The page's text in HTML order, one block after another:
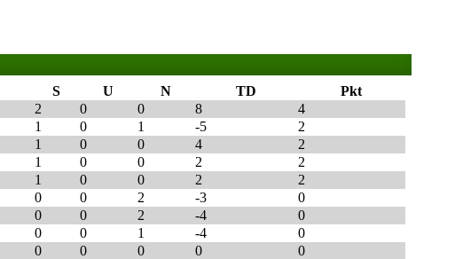
S U N TD
Pkt
2 0 0 8
4
1 0 1 -5
2
1 0 0 4
2
1 0 0 2
2
1 0 0 2
2
0 0 2 -3
0
0 0 2 -4
0
0 0 1 -4
0
0 0 0 0
0